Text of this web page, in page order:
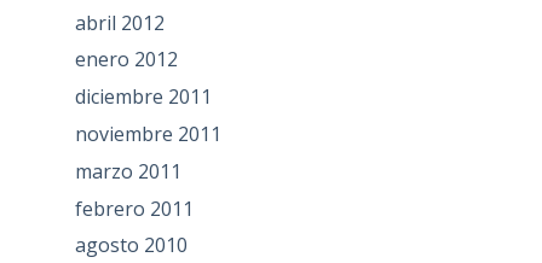
abril 2012
enero 2012
diciembre 2011
noviembre 2011
marzo 2011
febrero 2011
agosto 2010